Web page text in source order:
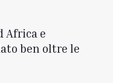
Africa e
ben oltre le